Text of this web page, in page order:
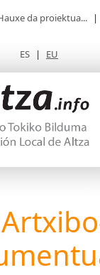
da proiektua... |
ES | EU